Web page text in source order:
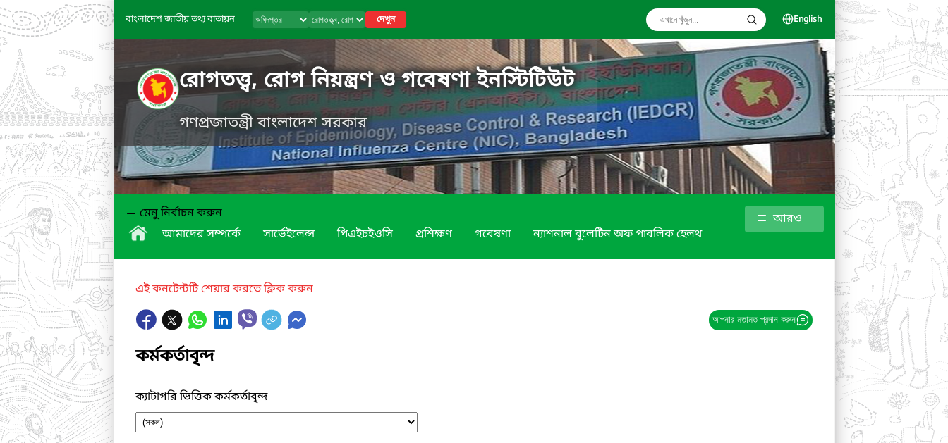
বাংলাদেশ জাতীয় তথ্য বাতায়ন দেখুন English
রোগতত্ত্ব, রোগ নিয়ন্ত্রণ ও গবেষণা ইনস্টিটিউট
গণপ্রজাতন্ত্রী বাংলাদেশ সরকার
মেনু নির্বাচন করুন
আমাদের সম্পর্কে
সার্ভেইলেন্স পিএইচইওসি প্রশিক্ষণ গবেষণা ন্যাশনাল বুলেটিন অফ পাবলিক হেলথ
আরও
এই কনটেন্টটি শেয়ার করতে ক্লিক করুন
আপনার মতামত প্রদান করুন
কর্মকর্তাবৃন্দ
ক্যাটাগরি ভিত্তিক কর্মকর্তাবৃন্দ